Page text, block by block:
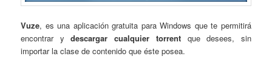
Vuze, es una aplicación gratuita para Windows que te permitirá
encontrar ydescargar cualquier torrentque desees, sin
importar la clase de contenido que éste posea.